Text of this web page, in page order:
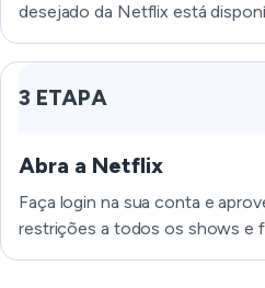
desejado da Netflix está
3 ETAPA
Abra a Netflix
Faça login na sua conta e
restrições a todos os shows e